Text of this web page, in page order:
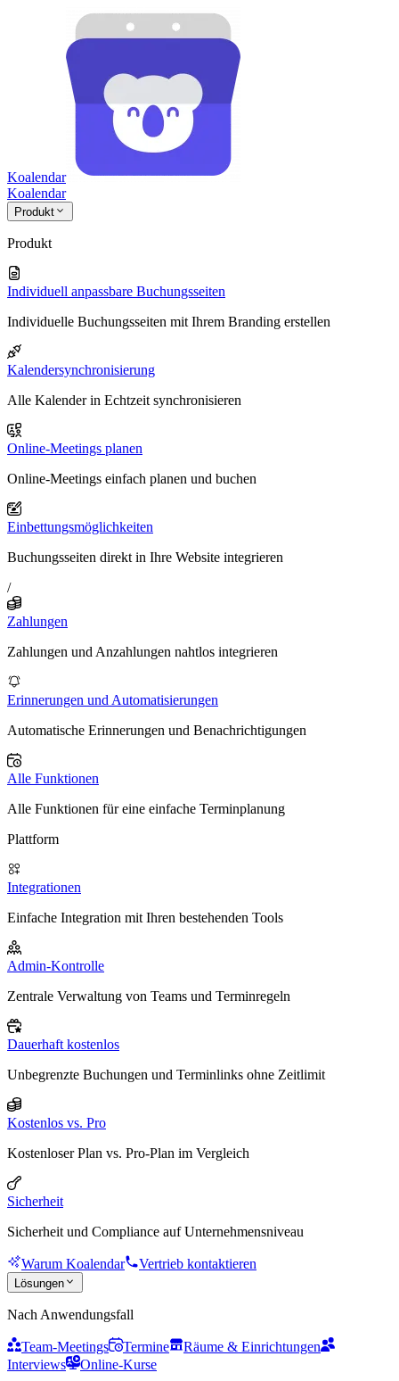
Koalendar
Koalendar
Produkt
Produkt
Individuell anpassbare Buchungsseiten
Individuelle Buchungsseiten mit Ihrem Branding erstellen
Kalendersynchronisierung
Alle Kalender in Echtzeit synchronisieren
Online-Meetings planen
Online-Meetings einfach planen und buchen
Einbettungsmöglichkeiten
Buchungsseiten direkt in Ihre Website integrieren
/
Zahlungen
Zahlungen und Anzahlungen nahtlos integrieren
Erinnerungen und Automatisierungen
Automatische Erinnerungen und Benachrichtigungen
Alle Funktionen
Alle Funktionen für eine einfache Terminplanung
Plattform
Integrationen
Einfache Integration mit Ihren bestehenden Tools
Admin-Kontrolle
Zentrale Verwaltung von Teams und Terminregeln
Dauerhaft kostenlos
Unbegrenzte Buchungen und Terminlinks ohne Zeitlimit
Kostenlos vs. Pro
Kostenloser Plan vs. Pro-Plan im Vergleich
Sicherheit
Sicherheit und Compliance auf Unternehmensniveau
Warum Koalendar Vertrieb kontaktieren
Lösungen
Nach Anwendungsfall
Team-Meetings Termine
Räume & Einrichtungen
Interviews
Online-Kurse